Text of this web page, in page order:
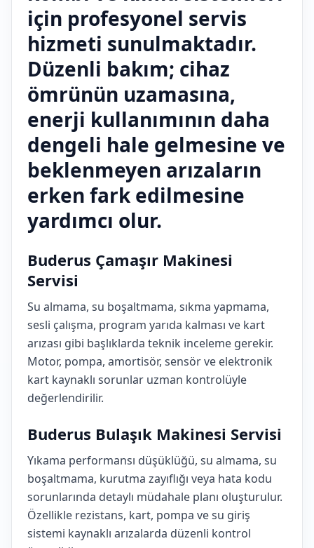
için profesyonel servis
hizmeti sunulmaktadır.
Düzenli bakım; cihaz
ömrünün uzamasına,
enerji kullanımının daha
dengeli hale gelmesine ve
beklenmeyen arızaların
erken fark edilmesine
yardımcı olur.
Buderus Çamaşır Makinesi
Servisi
Su almama, su boşaltmama, sıkma yapmama,
sesli çalışma, program yarıda kalması ve kart
arızası gibi başlıklarda teknik inceleme gerekir.
Motor, pompa, amortisör, sensör ve elektronik
kart kaynaklı sorunlar uzman kontrolüyle
değerlendirilir.
Buderus Bulaşık Makinesi Servisi
Yıkama performansı düşüklüğü, su almama, su
boşaltmama, kurutma zayıflığı veya hata kodu
sorunlarında detaylı müdahale planı oluşturulur.
Özellikle rezistans, kart, pompa ve su giriş
sistemi kaynaklı arızalarda düzenli kontrol